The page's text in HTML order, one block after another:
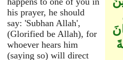
his prayer, he should
say: 'Subhan Allah',
(Glorified be Allah), for
whoever hears him
(saying so) will direct